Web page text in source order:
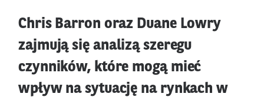
Chris Barron oraz Duane Lowry
zajmują się analizą szeregu
czynników, które mogą mieć
wpływ na sytuację na rynkach w